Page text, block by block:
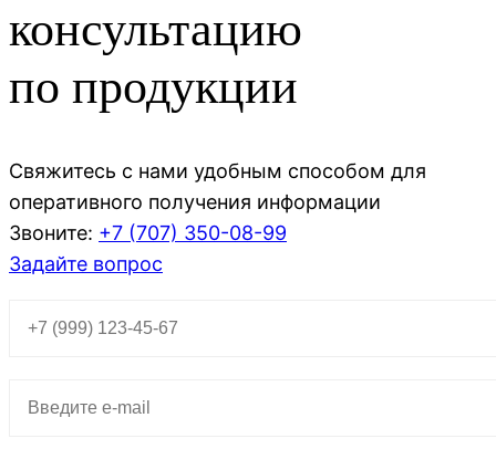
консультацию
по продукции
Свяжитесь с нами удобным способом для
оперативного получения информации
Звоните: +7 (707) 350-08-99
Задайте вопрос